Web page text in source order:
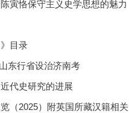
寅恪保守主义史学思想的魅力
目录
东行省设治济南考
代史研究的进展
（2025）附英国所藏汉籍相